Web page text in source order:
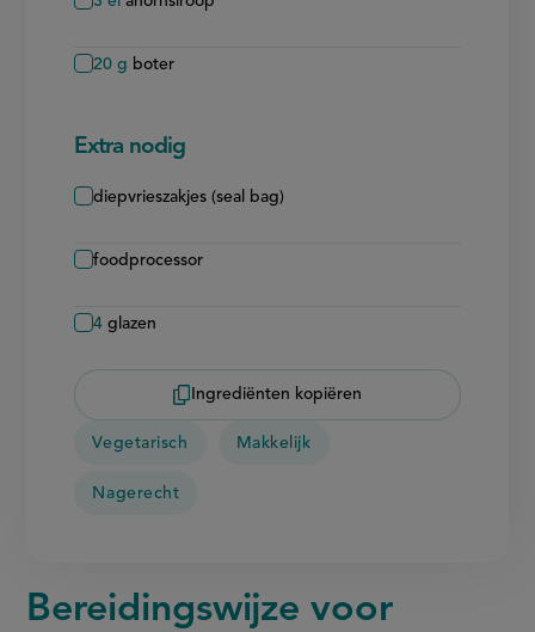
20 g boter
Extra nodig
diepvrieszakjes (seal bag)
foodprocessor
4 glazen
Ingrediënten kopiëren
Vegetarisch Makkelijk
Nagerecht
Bereidingswijze voor